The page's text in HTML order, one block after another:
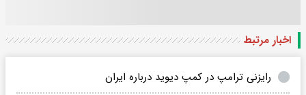
اخبار مرتبط
رایزنی ترامپ در کمپ دیوید درباره ایران